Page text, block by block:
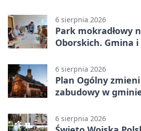
6 sierpnia 2026
Park mokradłowy
Oborskich. Gmina
6 sierpnia 2026
Plan Ogólny
zabudowy w
6 sierpnia 2026